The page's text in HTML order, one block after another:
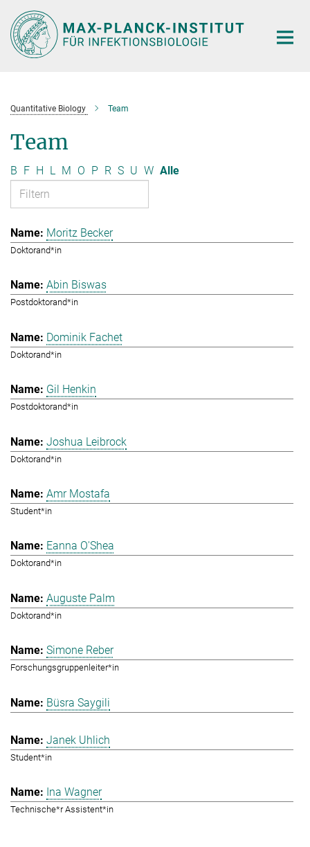
Hauptinhalt
Quantitative Biology Team
Team
B F H L M O P R S U W Alle
Moritz Becker
Doktorand*in
Abin Biswas
Postdoktorand*in
Dominik Fachet
Doktorand*in
Gil Henkin
Postdoktorand*in
Joshua Leibrock
Doktorand*in
Amr Mostafa
Student*in
Eanna O'Shea
Doktorand*in
Auguste Palm
Doktorand*in
Simone Reber
Forschungsgruppenleiter*in
Büsra Saygili
Janek Uhlich
Student*in
Ina Wagner
Technische*r Assistent*in